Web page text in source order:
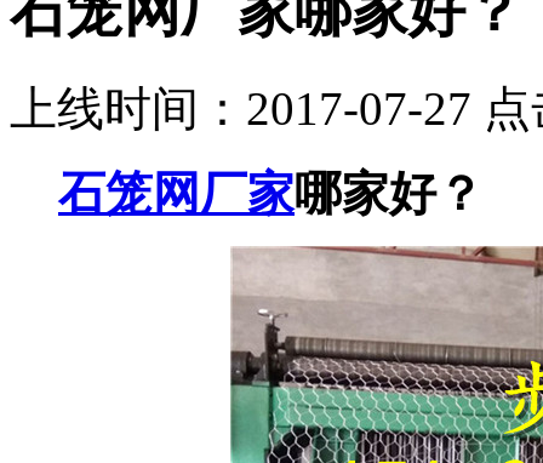
上线时间：2017-07-27
石笼网厂家哪家好？